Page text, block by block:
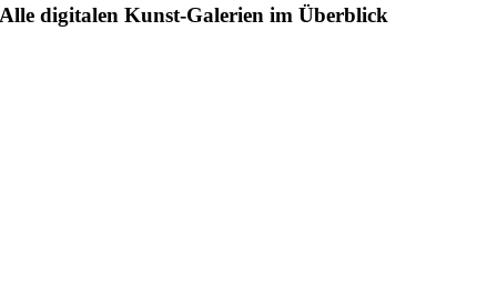
Alle digitalen Kunst-Galerien im Überblick